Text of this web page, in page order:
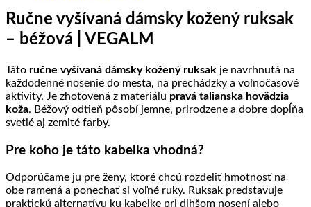
Ručne vyšívaná dámsky kožený ruksak
– béžová | VEGALM
Táto ručne vyšívaná dámsky kožený ruksak je navrhnutá na
každodenné nosenie do mesta, na prechádzky a voľnočasové
aktivity. Je zhotovená z materiálu pravá talianska hovädzia
koža. Béžový odtieň pôsobí jemne, prirodzene a dobre dopĺňa
svetlé aj zemité farby.
Pre koho je táto kabelka vhodná?
Odporúčame ju pre ženy, ktoré chcú rozdeliť hmotnosť na
obe ramená a ponechať si voľné ruky. Ruksak predstavuje
praktickú alternatívu ku kabelke pri dlhšom nosení alebo